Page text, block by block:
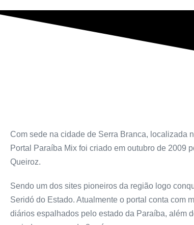
Com sede na cidade de Serra Branca, localizada
Portal Paraíba Mix foi criado em outubro de 2009
Queiroz.
Sendo um dos sites pioneiros da região logo
Seridó do Estado. Atualmente o portal conta com
diários espalhados pelo estado da Paraíba, além